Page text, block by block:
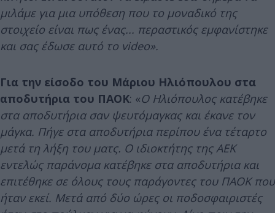
μιλάμε για μια υπόθεση που το μοναδικό της
στοιχείο είναι πως ένας... περαστικός εμφανίστηκε
και σας έδωσε αυτό το video».
Για την είσοδο του Μάριου Ηλιόπουλου στα
αποδυτήρια του ΠΑΟΚ: «Ο Ηλιόπουλος κατέβηκε
στα αποδυτήρια σαν ψευτόμαγκας και έκανε τον
μάγκα. Πήγε στα αποδυτήρια περίπου ένα τέταρτο
μετά τη λήξη του ματς. Ο ιδιοκτήτης της ΑΕΚ
εντελώς παράνομα κατέβηκε στα αποδυτήρια και
επιτέθηκε σε όλους τους παράγοντες του ΠΑΟΚ που
ήταν εκεί. Μετά από δύο ώρες οι ποδοσφαιριστές